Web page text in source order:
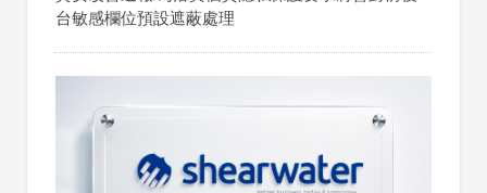
台敏感欄位預設遮蔽處理